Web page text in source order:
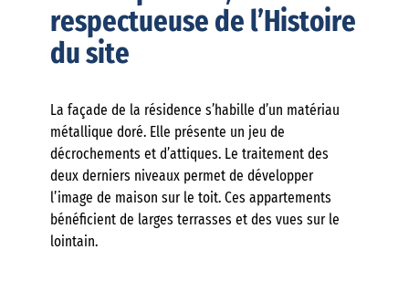
respectueuse de l’Histoire
du site
La façade de la résidence s’habille d’un matériau
métallique doré. Elle présente un jeu de
décrochements et d’attiques. Le traitement des
deux derniers niveaux permet de développer
l’image de maison sur le toit. Ces appartements
bénéficient de larges terrasses et des vues sur le
lointain.